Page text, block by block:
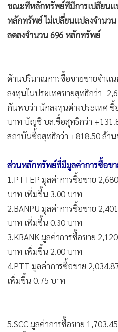
• อินโดจีน
• กองทุนรวม
• Celeb Online
• News1
•
Gotomanager
ขณะที่หลักทรัพย์ที่มีการเปลี่ยนแ
หลักทรัพย์ ไม่เปลี่ยนแปลงจำนว
ลดลงจำนวน 696 หลักทรัพย์
ด้านปริมาณการซื้อขายขายจำแ
ลงทุนในประเทศขายสุทธิกว่า -
กันพบว่า นักลงทุนต่างประเทศ ซื้
บาท บัญชี บล.ซื้อสุทธิกว่า
สถาบันซื้อสุทธิกว่า +818.50 ล้า
ส่วนหลักทรัพย์ที่มีมูลค่าการซื้อข
1.PTTEP มูลค่าการซื้อขาย
บาท เพิ่มขึ้น 3.00 บาท
2.BANPU มูลค่าการซื้อขาย
บาท เพิ่มขึ้น 0.30 บาท
3.KBANK มูลค่าการซื้อขาย
บาท เพิ่มขึ้น 2.00 บาท
4.PTT มูลค่าการซื้อขาย
เพิ่มขึ้น 0.75 บาท
5.SCC มูลค่าการซื้อขาย